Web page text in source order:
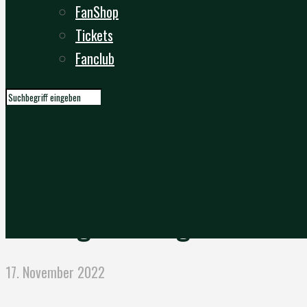
FanShop
Tickets
Fanclub
17. November 2022